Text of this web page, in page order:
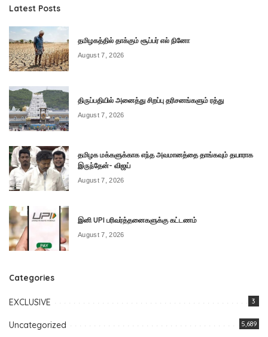
Latest Posts
தமிழகத்தில் தாக்கும் சூப்பர் எல் நினோ
August 7, 2026
திருப்பதியில் அனைத்து சிறப்பு தரிசனங்களும் ரத்து
August 7, 2026
தமிழக மக்களுக்காக எந்த அவமானத்தை தாங்கவும் தயாராக
இருந்தேன்- விஜய்
August 7, 2026
இனி UPI பரிவர்த்தனைகளுக்கு கட்டணம்
August 7, 2026
Categories
EXCLUSIVE 3
Uncategorized 5,689